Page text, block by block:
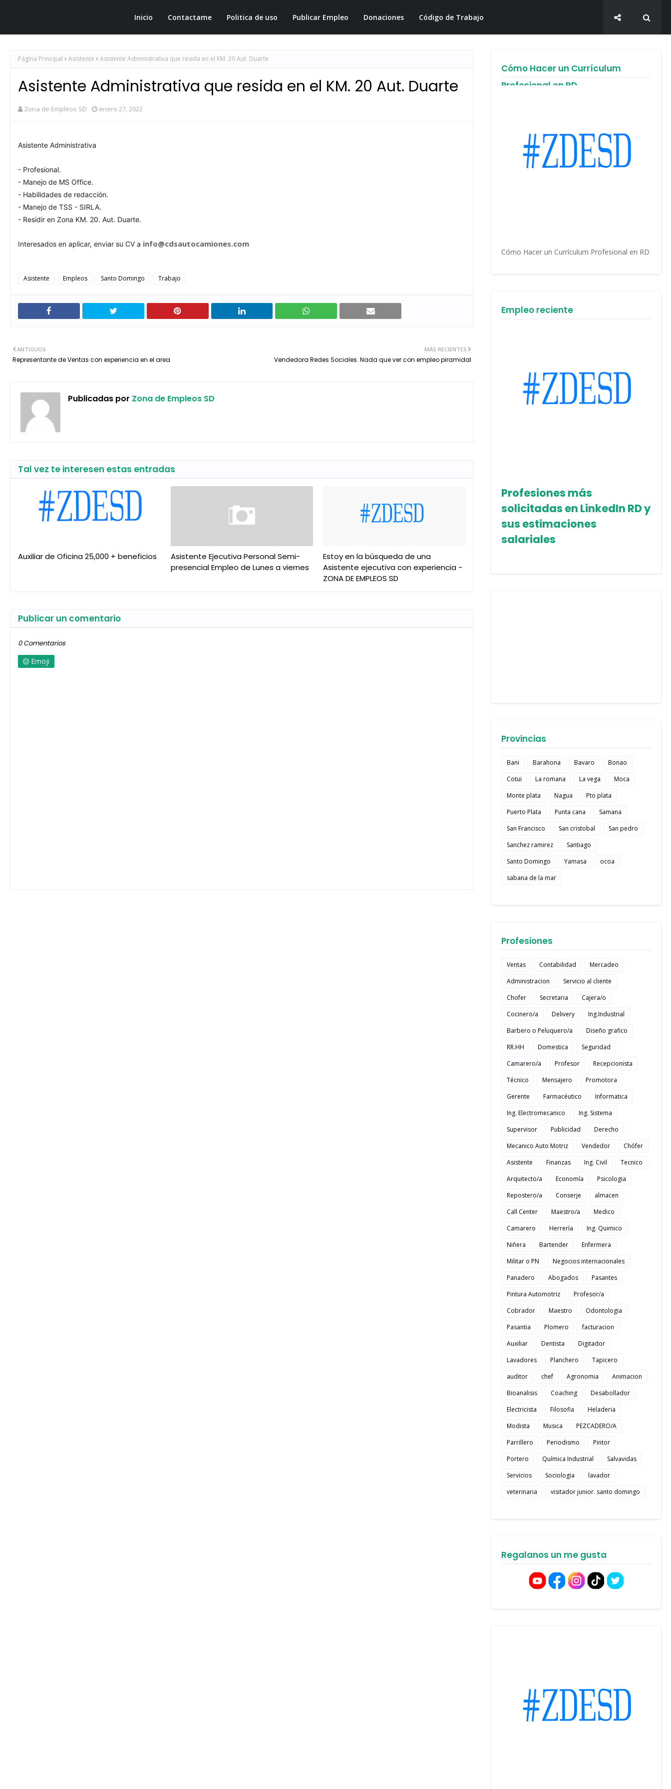
Inicio Contactame Politica de uso Publicar Empleo Donaciones Código de Trabajo
Página Principal Asistente Asistente Administrativa que resida en el KM. 20 Aut. Duarte
Asistente Administrativa que resida en el KM. 20 Aut. Duarte
Zona de Empleos SD enero 27, 2022
Asistente Administrativa
- Profesional.
- Manejo de MS Office.
- Habilidades de redacción.
- Manejo de TSS - SIRLA.
- Residir en Zona KM. 20. Aut. Duarte.
Interesados en aplicar, enviar su CV a info@cdsautocamiones.com
Asistente Empleos Santo Domingo Trabajo
MÁS RECIENTES
Vendedora Redes Sociales. Nada que ver con empleo piramidal
ANTIGUOS
Representante de Ventas con experiencia en el area
Publicadas por Zona de Empleos SD
Tal vez te interesen estas entradas
Auxiliar de Oficina 25,000 + beneficios
Asistente Ejecutiva Personal Semi-
presencial Empleo de Lunes a viernes
Estoy en la búsqueda de una
Asistente ejecutiva con experiencia -
ZONA DE EMPLEOS SD
Publicar un comentario
0 Comentarios
Emoji
Cómo Hacer un Currículum
Profesional en RD
Cómo Hacer un Currículum Profesional en RD
Empleo reciente
Profesiones más
solicitadas en LinkedIn RD y
sus estimaciones
salariales
Provincias
Bani Barahona Bavaro
Bonao
Cotui
La romana La vega
Moca
Monte plata
Nagua
Pto plata
Puerto Plata
Punta cana
Samana
San Francisco
San cristobal
San pedro
Sanchez ramirez
Santiago
Santo Domingo
Yamasa
ocoa
sabana de la mar
Profesiones
Ventas Contabilidad
Mercadeo
Administracion
Servicio al cliente
Chofer
Secretaria
Cajera/o
Cocinero/a
Delivery
Ing.Industrial
Barbero o Peluquero/a
Diseño grafico
RR.HH
Domestica
Seguridad
Camarero/a
Profesor
Recepcionista
Técnico
Mensajero
Promotora
Gerente
Farmacéutico
Informatica
Ing. Electromecanico
Ing. Sistema
Supervisor
Publicidad
Derecho
Mecanico Auto Motriz
Vendedor
Chófer
Asistente
Finanzas Ing. Civil
Tecnico
Arquitecto/a
Economía
Psicologia
Repostero/a
Conserje
almacen
Call Center
Maestro/a
Medico
Camarero
Herrería
Ing. Quimico
Niñera
Bartender
Enfermera
Militar o PN
Negocios internacionales
Panadero
Abogados
Pasantes
Pintura Automotriz
Profesor/a
Cobrador
Maestro
Odontologia
Pasantia
Plomero
facturacion
Auxiliar
Dentista
Digitador
Lavadores
Planchero
Tapicero
auditor
chef Agronomia
Animacion
Bioanalisis
Coaching
Desabollador
Electricista
Filosofia
Heladeria
Modista
Musica
PEZCADERO/A
Parrillero
Periodismo
Pintor
Portero
Química Industrial
Salvavidas
Servicios
Sociologia
lavador
veterinaria
visitador junior. santo domingo
Regalanos un me gusta